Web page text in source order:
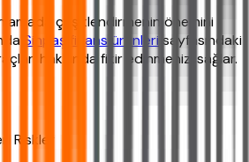
çeşitlendirmenin önemini
Sinpaş finans ürünleri sayfasındaki
hakkında fikir edinmenizi sağlar.
Riskler